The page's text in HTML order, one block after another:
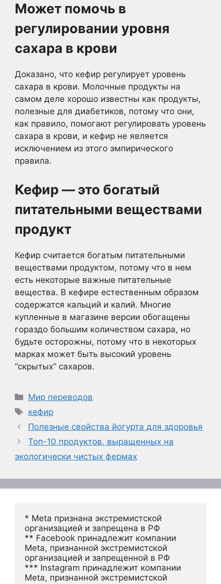
Может помочь в
регулировании уровня
сахара в крови
Доказано, что кефир регулирует уровень
сахара в крови. Молочные продукты на
самом деле хорошо известны как продукты,
полезные для диабетиков, потому что они,
как правило, помогают регулировать уровень
сахара в крови, и кефир не является
исключением из этого эмпирического
правила.
Кефир — это богатый
питательными веществами
продукт
Кефир считается богатым питательными
веществами продуктом, потому что в нем
есть некоторые важные питательные
вещества. В кефире естественным образом
содержатся кальций и калий. Многие
купленные в магазине версии обогащены
гораздо большим количеством сахара, но
будьте осторожны, потому что в некоторых
марках может быть высокий уровень
“скрытых” сахаров.
Рубрики
Мир переводов
Метки
кефир
Полезные свойства йогурта для здоровья
Топ-10 продуктов, выращенных на
экологически чистых фермах
* Meta признана экстремистской
организацией и запрещена в РФ
** Facebook принадлежит компании
Meta, признанной экстремистской
организацией и запрещенной в РФ
*** Instagram принадлежит компании
Meta, признанной экстремистской